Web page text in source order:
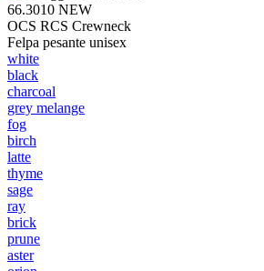
66.3010 NEW
OCS RCS Crewneck
Felpa pesante unisex
white
black
charcoal
grey melange
fog
birch
latte
thyme
sage
ray
brick
prune
aster